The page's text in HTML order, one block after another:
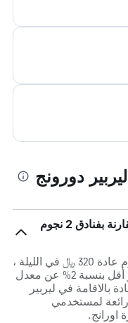
دورونج
هل الأسعار في ليربير دورونج قابلة للمقارنة بفنادق 2 نجوم
تكلف فنادق اورانج المصنفة 2 من النجوم عادة 320 ﷼ في الليلة ،
ولكن وسطياً يتوفر ليربير دورونج بسعر أقل بنسبة 2% عن معدل
بالاقامة في ليربير
رائعة لمستخدمي